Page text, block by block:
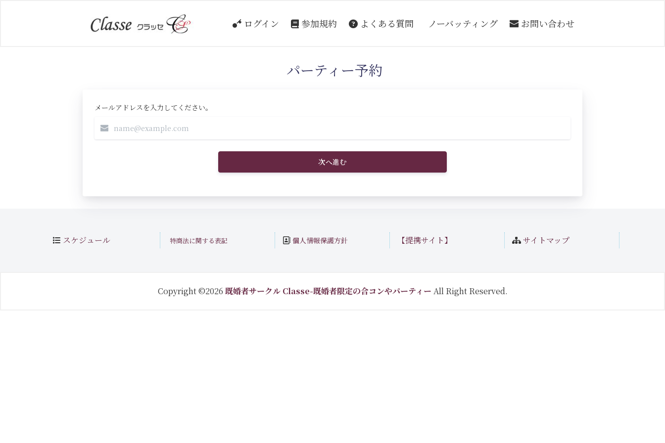
ログイン 参加規約 よくある質問 ノーバッティング お問い合わせ
パーティー予約
メールアドレスを入力してください。
次へ進む
スケジュール 特商法に関する表記 個人情報保護方針 【提携サイト】 サイトマップ
Copyright ©2026 既婚者サークル Classe-既婚者限定の合コンやパーティー All Right Reserved.